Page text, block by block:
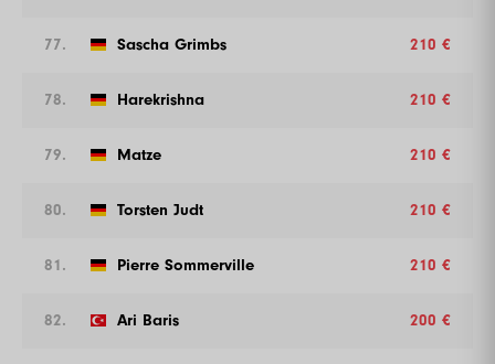
77. Sascha Grimbs 210 €
78. Harekrishna 210 €
79. Matze 210 €
80. Torsten Judt 210 €
81. Pierre Sommerville 210 €
82. Ari Baris 200 €